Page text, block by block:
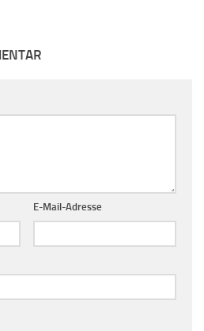
E-Mail-Adresse